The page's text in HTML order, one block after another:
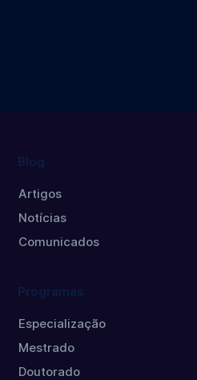
Blog
Artigos
Notícias
Comunicados
Programas
Especialização
Mestrado
Doutorado